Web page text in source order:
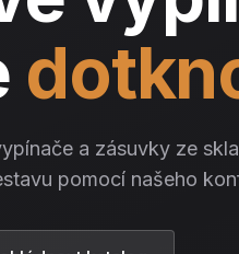
a zásuvky ze
pomocí našeho